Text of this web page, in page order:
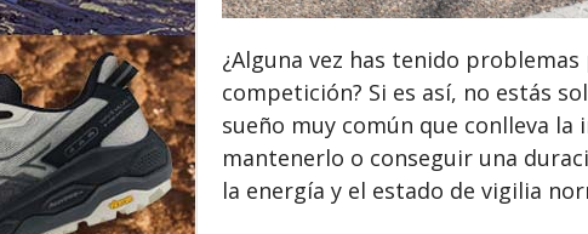
¿Alguna vez has tenido
competición? Si es así, no estás
sueño muy común que conlleva
mantenerlo o conseguir una
la energía y el estado de vigilia